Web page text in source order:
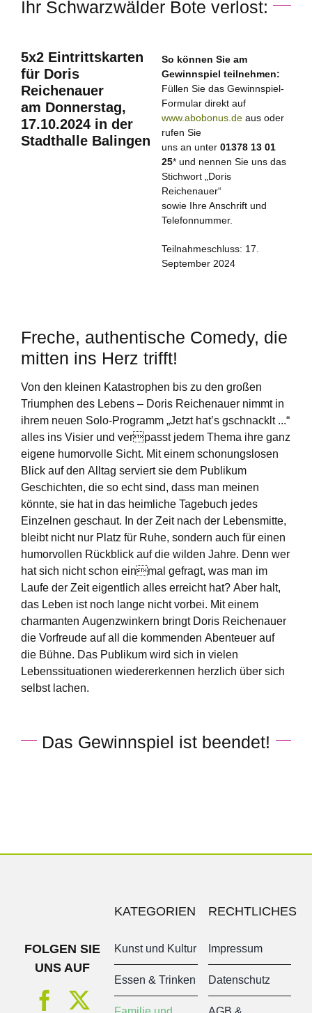
Ihr Schwarzwälder Bote verlost:
5x2 Eintrittskarten
für Doris
Reichenauer
am Donnerstag,
17.10.2024 in der
Stadthalle Balingen
So können Sie am
Gewinnspiel teilnehmen:
Füllen Sie das Gewinnspiel-
Formular direkt auf
www.abobonus.deaus oder
rufen Sie
uns an unter 01378 13 01
25* und nennen Sie uns das
Stichwort „Doris
Reichenauer“
sowie Ihre Anschrift und
Telefonnummer.
Teilnahmeschluss: 17.
September 2024
Freche, authentische Comedy, die
mitten ins Herz trifft!
Von den kleinen Katastrophen bis zu den großen
Triumphen des Lebens – Doris Reichenauer nimmt in
ihrem neuen Solo-Programm „Jetzt hat’s gschnacklt ...“
alles ins Visier und verpasst jedem Thema ihre ganz
eigene humorvolle Sicht. Mit einem schonungslosen
Blick auf den Alltag serviert sie dem Publikum
Geschichten, die so echt sind, dass man meinen
könnte, sie hat in das heimliche Tagebuch jedes
Einzelnen geschaut. In der Zeit nach der Lebensmitte,
bleibt nicht nur Platz für Ruhe, sondern auch für einen
humorvollen Rückblick auf die wilden Jahre. Denn wer
hat sich nicht schon einmal gefragt, was man im
Laufe der Zeit eigentlich alles erreicht hat? Aber halt,
das Leben ist noch lange nicht vorbei. Mit einem
charmanten Augenzwinkern bringt Doris Reichenauer
die Vorfreude auf all die kommenden Abenteuer auf
die Bühne. Das Publikum wird sich in vielen
Lebenssituationen wiedererkennen herzlich über sich
selbst lachen.
Das Gewinnspiel ist beendet!
FOLGEN SIE
UNS AUF
KATEGORIEN
Kunst und Kultur
Essen & Trinken
RECHTLICHES
Impressum
Datenschutz